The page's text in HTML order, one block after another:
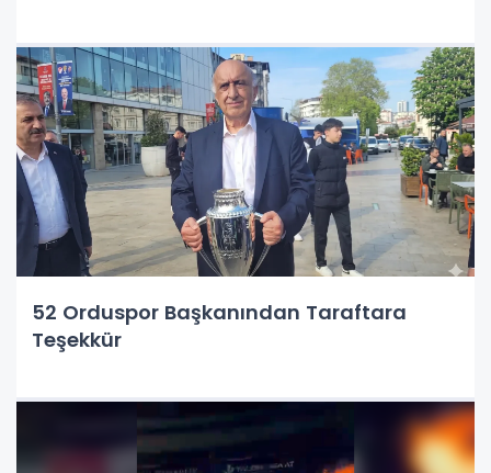
52 Orduspor Başkanından Taraftara
Teşekkür